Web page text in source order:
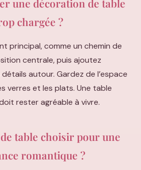
une décoration de table
chargée ?
principal, comme un chemin de
centrale, puis ajoutez
autour. Gardez de l’espace
verres et les plats. Une table
rester agréable à vivre.
table choisir pour une
romantique ?